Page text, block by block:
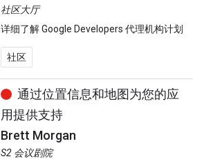
社区大厅
详细了解 Google Developers 代理机构计划
社区
通过位置信息和地图为您的应
用提供支持
Brett Morgan
S2 会议剧院